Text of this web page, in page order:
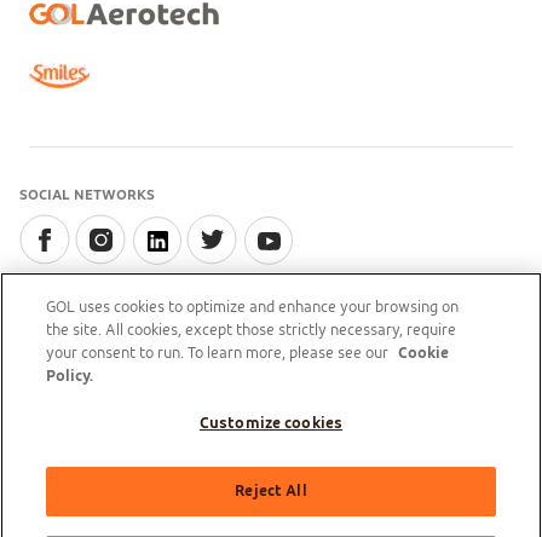
SOCIAL NETWORKS
DOWNLOAD THE GOL APP
GOL Linhas Aéreas S.A - Praça Senador Salgado Filho, s/nº, Aeroporto Santos Dumont, térreo,
GOL uses cookies to optimize and enhance your browsing on
the site. All cookies, except those strictly necessary, require
your consent to run. To learn more, please see our
Cookie
Policy.
Customize cookies
Reject All